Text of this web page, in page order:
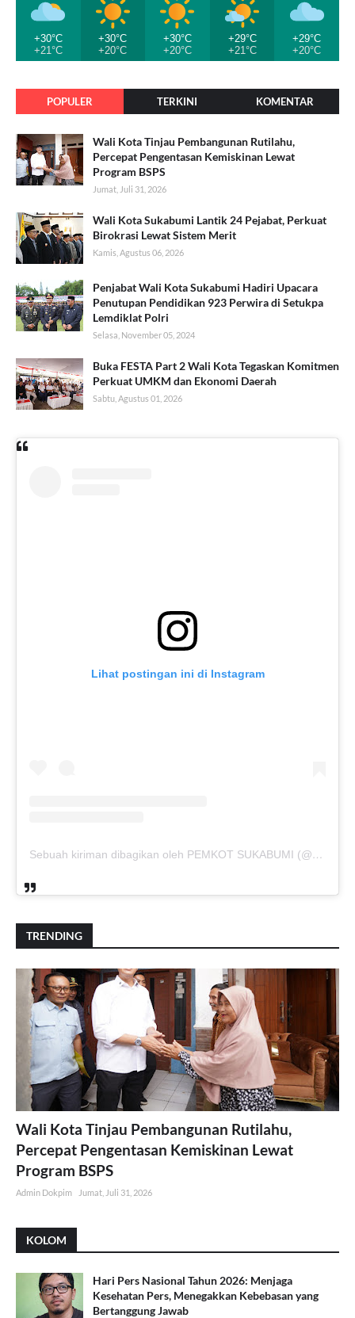
+30°C
+21°C
+30°C
+20°C
+30°C
+20°C
+29°C
+21°C
+29°C
+20°C
POPULER TERKINI KOMENTAR
Wali Kota Tinjau Pembangunan Rutilahu,
Percepat Pengentasan Kemiskinan Lewat
Program BSPS
Jumat, Juli 31, 2026
Wali Kota Sukabumi Lantik 24 Pejabat, Perkuat
Birokrasi Lewat Sistem Merit
Kamis, Agustus 06, 2026
Penjabat Wali Kota Sukabumi Hadiri Upacara
Penutupan Pendidikan 923 Perwira di Setukpa
Lemdiklat Polri
Selasa, November 05, 2024
Buka FESTA Part 2 Wali Kota Tegaskan Komitmen
Perkuat UMKM dan Ekonomi Daerah
Sabtu, Agustus 01, 2026
Lihat postingan ini di Instagram
Sebuah kiriman dibagikan oleh PEMKOT SUKABUMI (@pemkotsukabumi_)
TRENDING
Wali Kota Tinjau Pembangunan Rutilahu,
Percepat Pengentasan Kemiskinan Lewat
Program BSPS
Admin Dokpim Jumat, Juli 31, 2026
KOLOM
Hari Pers Nasional Tahun 2026: Menjaga
Kesehatan Pers, Menegakkan Kebebasan yang
Bertanggung Jawab